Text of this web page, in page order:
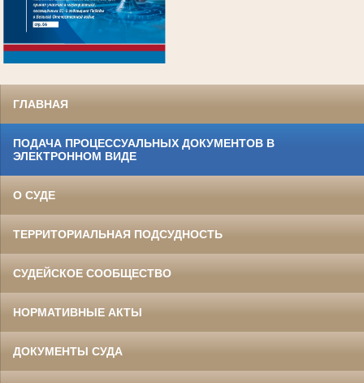
ГЛАВНАЯ
ПОДАЧА ПРОЦЕССУАЛЬНЫХ ДОКУМЕНТОВ В
ЭЛЕКТРОННОМ ВИДЕ
О СУДЕ
ТЕРРИТОРИАЛЬНАЯ ПОДСУДНОСТЬ
СУДЕЙСКОЕ СООБЩЕСТВО
НОРМАТИВНЫЕ АКТЫ
ДОКУМЕНТЫ СУДА